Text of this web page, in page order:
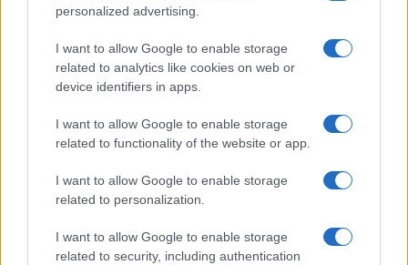
personalized advertising.
I want to allow Google to enable storage
related to analytics like cookies on web or
device identifiers in apps.
I want to allow Google to enable storage
related to functionality of the website or app.
I want to allow Google to enable storage
related to personalization.
I want to allow Google to enable storage
related to security, including authentication
Proposta Legge M5s
Notizie in tempo reale?
Entra nel canale telegram di
GalluraOggi.it
Inviaci le tue segnalazioni,
i tuoi video e le tue foto